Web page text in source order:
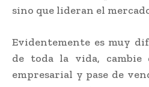
sino que lideran el
Evidentemente es muy
de toda la vida, cambie
empresarial y pase de